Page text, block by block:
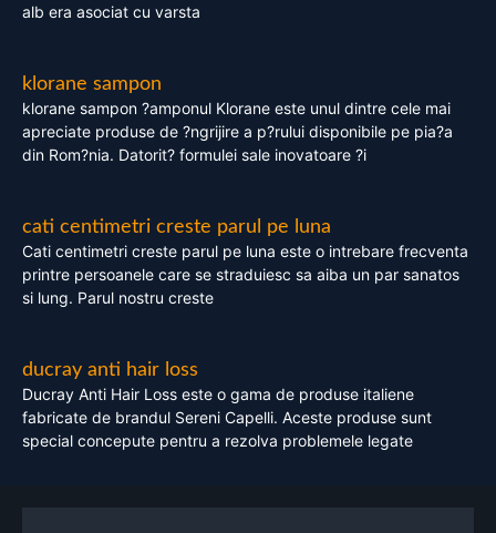
alb era asociat cu varsta
klorane sampon
klorane sampon ?amponul Klorane este unul dintre cele mai
apreciate produse de ?ngrijire a p?rului disponibile pe pia?a
din Rom?nia. Datorit? formulei sale inovatoare ?i
cati centimetri creste parul pe luna
Cati centimetri creste parul pe luna este o intrebare frecventa
printre persoanele care se straduiesc sa aiba un par sanatos
si lung. Parul nostru creste
ducray anti hair loss
Ducray Anti Hair Loss este o gama de produse italiene
fabricate de brandul Sereni Capelli. Aceste produse sunt
special concepute pentru a rezolva problemele legate